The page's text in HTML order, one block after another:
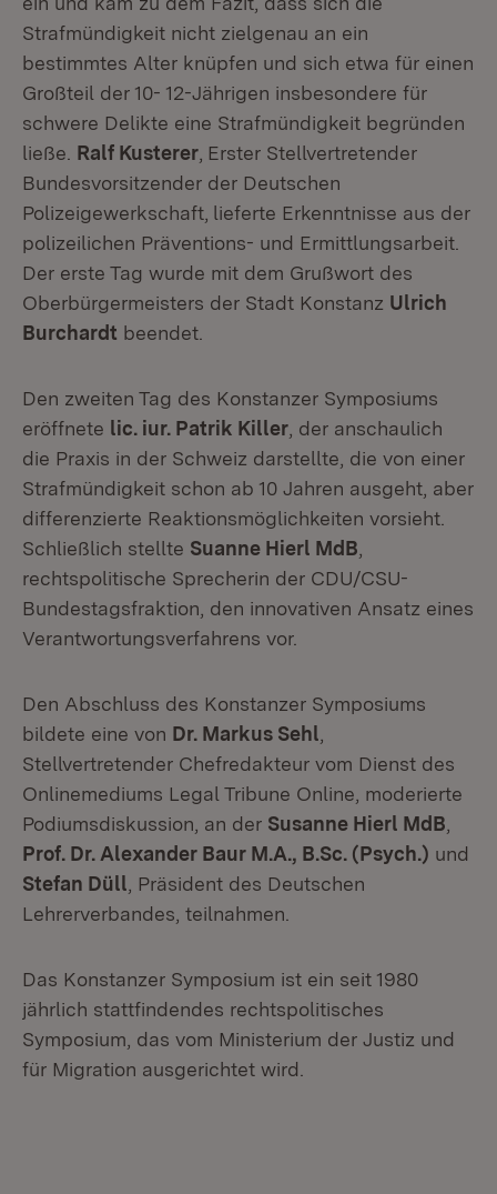
Strafmündigkeit nicht zielgenau an ein
bestimmtes Alter knüpfen und sich etwa für einen
Großteil der 10- 12-Jährigen insbesondere für
schwere Delikte eine Strafmündigkeit begründen
ließe. Ralf Kusterer Erster Stellvertretender
Bundesvorsitzender der Deutschen
Polizeigewerkschaft, lieferte Erkenntnisse aus der
polizeilichen Präventions- und Ermittlungsarbeit.
Der erste Tag wurde mit dem Grußwort des
Oberbürgermeisters der Stadt Konstanz Ulrich
Burchardt beendet.
Den zweiten Tag des Konstanzer Symposiums
eröffnete lic. iur. Patrik Killer , der anschaulich
die Praxis in der Schweiz darstellte, die von einer
Strafmündigkeit schon ab 10 Jahren ausgeht, aber
differenzierte Reaktionsmöglichkeiten vorsieht.
Schließlich stellte Suanne Hierl MdB
rechtspolitische Sprecherin der CDU/CSU-
Bundestagsfraktion, den innovativen Ansatz eines
Verantwortungsverfahrens vor.
Den Abschluss des Konstanzer Symposiums
bildete eine von Dr. Markus Sehl
Stellvertretender Chefredakteur vom Dienst des
Onlinemediums Legal Tribune Online, moderierte
Podiumsdiskussion, an der Susanne Hierl MdB
Prof. Dr. Alexander Baur M.A., B.Sc. (Psych.) und
Stefan Düll , Präsident des Deutschen
Lehrerverbandes, teilnahmen.
Das Konstanzer Symposium ist ein seit 1980
jährlich stattfindendes rechtspolitisches
Symposium, das vom Ministerium der Justiz und
für Migration ausgerichtet wird.